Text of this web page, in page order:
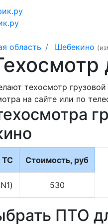
область Шебекино
техосмотр
на сайте или по
ТС Стоимость, руб
530
ПТО